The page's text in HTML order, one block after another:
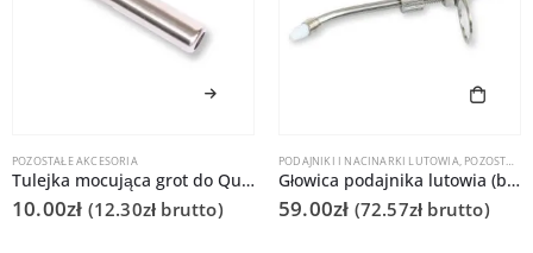
POZOSTAŁE AKCESORIA
Tulejka mocująca grot do Quick 901A / 901RAA
10.00zł (12.30zł brutto)
PODAJNIKI I NACINARKI LUTOWIA, POZOSTAŁE AKCESORIA
Głowica podajnika lutowia (bez przewodu) śr. 1mm do Quick 376D
59.00zł (72.57zł brutto)